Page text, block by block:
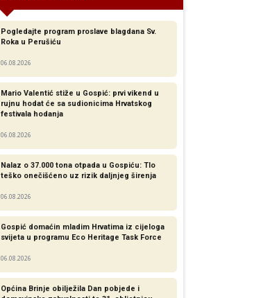
Pogledajte program proslave blagdana Sv.
Roka u Perušiću
06.08.2026
Mario Valentić stiže u Gospić: prvi vikend u
rujnu hodat će sa sudionicima Hrvatskog
festivala hodanja
06.08.2026
Nalaz o 37.000 tona otpada u Gospiću: Tlo
teško onečišćeno uz rizik daljnjeg širenja
06.08.2026
Gospić domaćin mladim Hrvatima iz cijeloga
svijeta u programu Eco Heritage Task Force
06.08.2026
Općina Brinje obilježila Dan pobjede i